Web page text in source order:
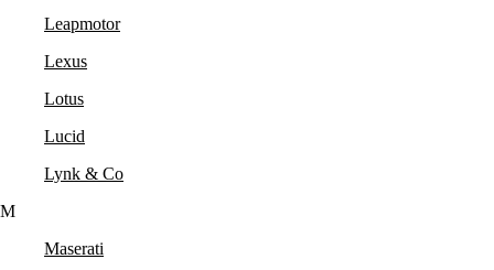
Leapmotor
Lexus
Lotus
Lucid
Lynk & Co
M
Maserati